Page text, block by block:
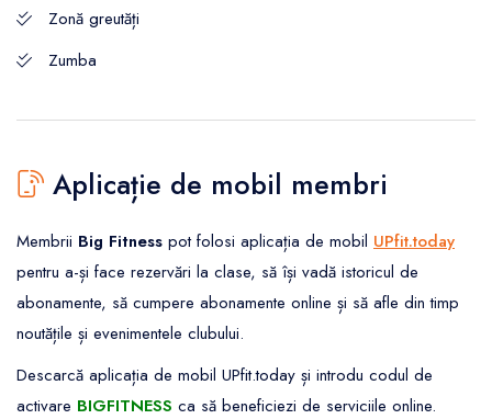
Zonă greutăți
Zumba
Aplicație de mobil membri
Membrii Big Fitness pot folosi aplicația de mobil UPfit.today
pentru a-și face rezervări la clase, să își vadă istoricul de
abonamente, să cumpere abonamente online și să afle din timp
noutățile și evenimentele clubului.
Descarcă aplicația de mobil UPfit.today și introdu codul de
activare BIGFITNESS ca să beneficiezi de serviciile online.